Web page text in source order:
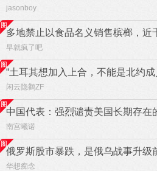
jasonboy
多地禁止以食品名义销售槟榔，近
早就疯了吧
“土耳其想加入上合，不能是北约成
闲云隐鹳ZF
中国代表：强烈谴责美国长期存在
南宫曦诺
俄罗斯股市暴跌，是俄乌战事升级
华想痴念